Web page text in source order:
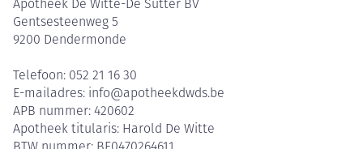
Apotheek De Witte-De Sutter BV
Gentsesteenweg 5
9200 Dendermonde
Telefoon: 052 21 16 30
E-mailadres: info@apotheekdwds.be
APB nummer: 420602
Apotheek titularis: Harold De Witte